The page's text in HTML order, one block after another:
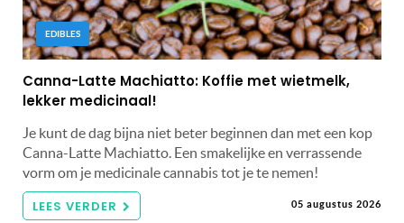
EDIBLES
Canna-Latte Machiatto: Koffie met wietmelk,
lekker medicinaal!
Je kunt de dag bijna niet beter beginnen dan met een kop
Canna-Latte Machiatto. Een smakelijke en verrassende
vorm om je medicinale cannabis tot je te nemen!
LEES VERDER 05 augustus 2026